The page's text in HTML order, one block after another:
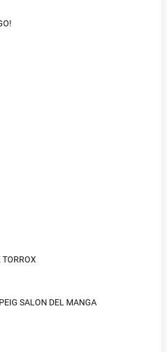
SALON DEL MANGA